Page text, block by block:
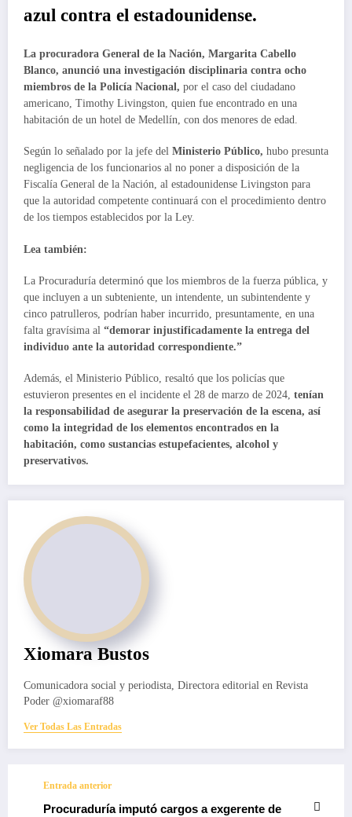
azul contra el estadounidense.
La procuradora General de la Nación, Margarita Cabello
Blanco, anunció una investigación disciplinaria contra ocho
miembros de la Policía Nacional, por el caso del ciudadano
americano, Timothy Livingston, quien fue encontrado en una
habitación de un hotel de Medellín, con dos menores de edad.
Según lo señalado por la jefe del Ministerio Público, hubo presunta
negligencia de los funcionarios al no poner a disposición de la
Fiscalía General de la Nación, al estadounidense Livingston para
que la autoridad competente continuará con el procedimiento dentro
de los tiempos establecidos por la Ley.
Lea también:
La Procuraduría determinó que los miembros de la fuerza pública, y
que incluyen a un subteniente, un intendente, un subintendente y
cinco patrulleros, podrían haber incurrido, presuntamente, en una
falta gravísima al “demorar injustificadamente la entrega del
individuo ante la autoridad correspondiente.”
Además, el Ministerio Público, resaltó que los policías que
estuvieron presentes en el incidente el 28 de marzo de 2024, tenían
la responsabilidad de asegurar la preservación de la escena, así
como la integridad de los elementos encontrados en la
habitación, como sustancias estupefacientes, alcohol y
preservativos.
Xiomara Bustos
Comunicadora social y periodista, Directora editorial en Revista
Poder @xiomaraf88
Ver Todas Las Entradas
Entrada anterior
Procuraduría imputó cargos a exgerente de